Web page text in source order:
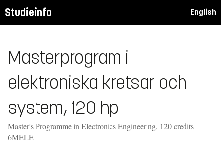
Studieinfo English
Masterprogram i
elektroniska kretsar och
system, 120 hp
Master's Programme in Electronics Engineering, 120 credits
6MELE